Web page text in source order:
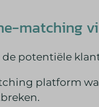
matching
potentiële
platform